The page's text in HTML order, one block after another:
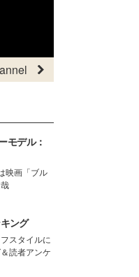
モデル：
映画「ブル
ング
スタイルに
読者アンケ